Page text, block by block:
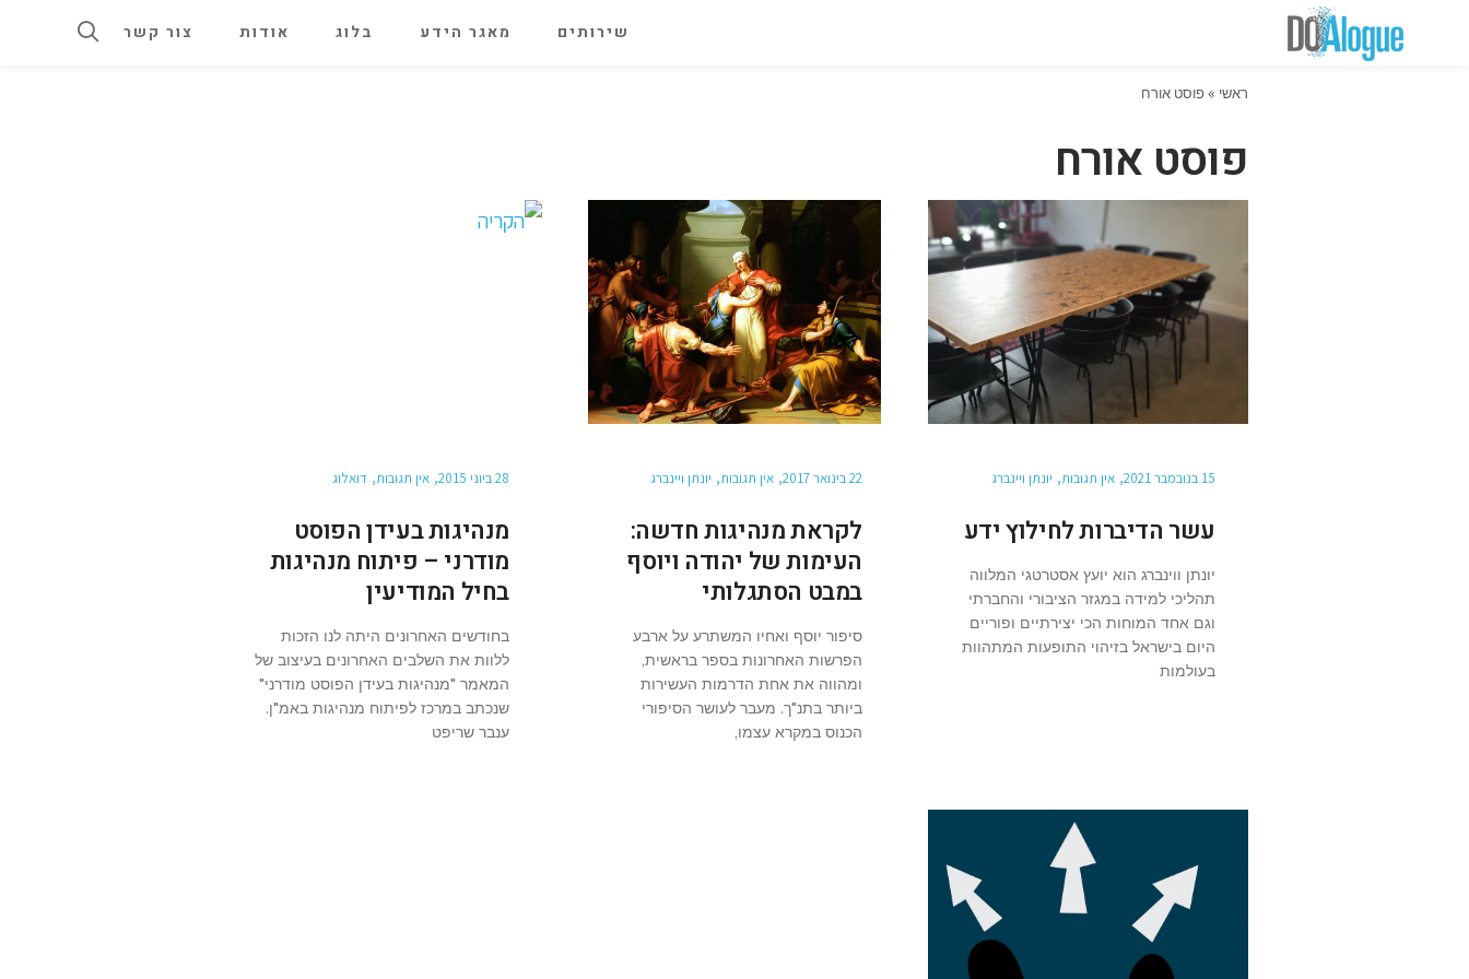
שירותים מאגר הידע בלוג אודות צור קשר
ראשי »פוסט אורח
פוסט אורח
15 בנובמבר 2021 אין תגובות יונתן ויינברג
עשר הדיברות לחילוץ ידע
יונתן ווינברג הוא יועץ אסטרטגי המלווה
תהליכי למידה במגזר הציבורי והחברתי
וגם אחד המוחות הכי יצירתיים ופוריים
היום בישראל בזיהוי התופעות המתהוות
בעולמות
22 בינואר 2017 אין תגובות יונתן ויינברג
לקראת מנהיגות חדשה:
העימות של יהודה ויוסף
במבט הסתגלותי
סיפור יוסף ואחיו המשתרע על ארבע
הפרשות האחרונות בספר בראשית,
ומהווה את אחת הדרמות העשירות
ביותר בתנ"ך. מעבר לעושר הסיפורי
הכנוס במקרא עצמו,
28 ביוני 2015 אין תגובות דואלוג
מנהיגות בעידן הפוסט
מודרני – פיתוח מנהיגות
בחיל המודיעין
בחודשים האחרונים היתה לנו הזכות
ללוות את השלבים האחרונים בעיצוב של
המאמר "מנהיגות בעידן הפוסט מודרני"
שנכתב במרכז לפיתוח מנהיגות באמ"ן.
ענבר שריפט